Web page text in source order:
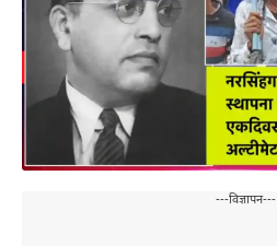
---विज्ञापन---